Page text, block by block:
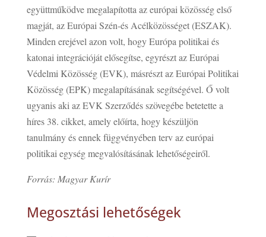
együttműködve megalapította az európai közösség első
magját, az Európai Szén-és Acélközösséget (ESZAK).
Minden erejével azon volt, hogy Európa politikai és
katonai integrációját elősegítse, egyrészt az Európai
Védelmi Közösség (EVK), másrészt az Európai Politikai
Közösség (EPK) megalapításának segítségével. Ő volt
ugyanis aki az EVK Szerződés szövegébe betetette a
híres 38. cikket, amely előírta, hogy készüljön
tanulmány és ennek függvényében terv az európai
politikai egység megvalósításának lehetőségeiről.
Forrás: Magyar Kurír
Megosztási lehetőségek